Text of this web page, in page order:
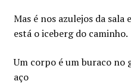
Mas é nos azulejos da
está o iceberg do caminho.
Um corpo é um buraco no
aço